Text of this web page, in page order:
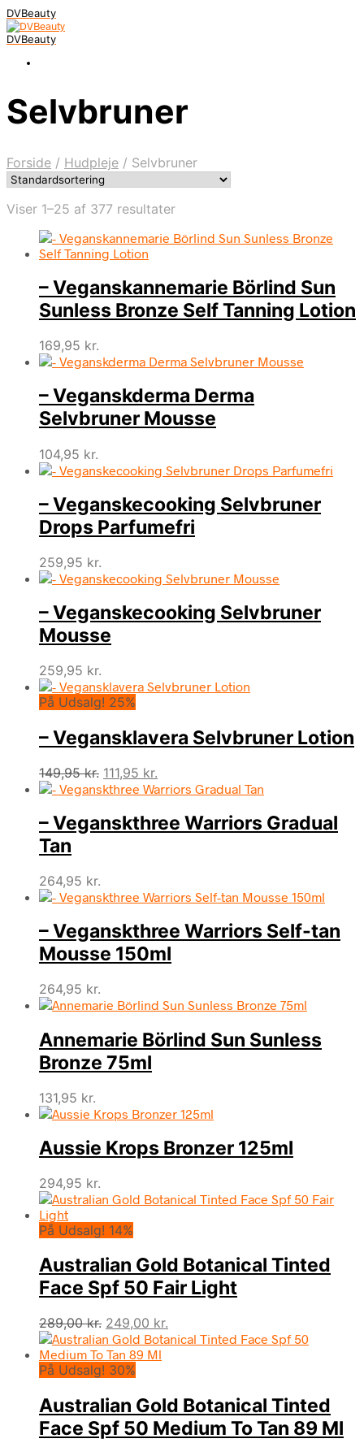
DVBeauty
DVBeauty
Selvbruner
Forside / Hudpleje / Selvbruner
Viser 1–25 af 377 resultater
– Veganskannemarie Börlind Sun
Sunless Bronze Self Tanning Lotion
169,95 kr.
– Veganskderma Derma
Selvbruner Mousse
104,95 kr.
– Veganskecooking Selvbruner
Drops Parfumefri
259,95 kr.
– Veganskecooking Selvbruner
Mousse
259,95 kr.
På Udsalg! 25%
– Vegansklavera Selvbruner Lotion
149,95kr. Den
oprindelige
var:
149,95 kr..
111,95 kr.
aktuelle
er:
111,95 kr..
– Veganskthree Warriors Gradual
Tan
264,95 kr.
– Veganskthree Warriors Self-tan
Mousse 150ml
264,95 kr.
Annemarie Börlind Sun Sunless
Bronze 75ml
131,95 kr.
Aussie Krops Bronzer 125ml
294,95 kr.
På Udsalg! 14%
Australian Gold Botanical Tinted
Face Spf 50 Fair Light
289,00kr. Den
oprindelige
pris
var:
249,00 kr.
aktuelle
På Udsalg! 30%
Australian Gold Botanical Tinted
Face Spf 50 Medium To Tan 89 Ml